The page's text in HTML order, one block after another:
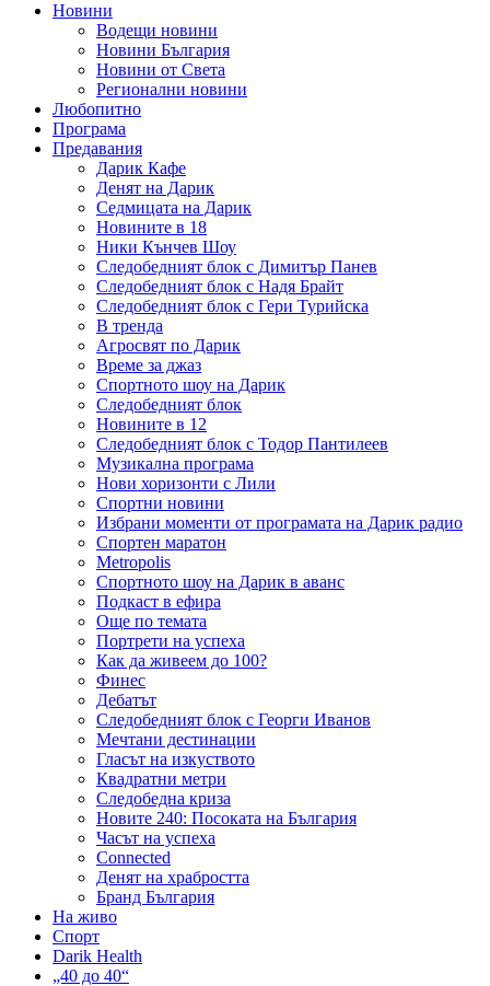
Новини
Водещи новини
Новини България
Новини от Света
Регионални новини
Любопитно
Програма
Предавания
Дарик Кафе
Денят на Дарик
Седмицата на Дарик
Новините в 18
Ники Кънчев Шоу
Следобедният блок с Димитър Панев
Следобедният блок с Надя Брайт
Следобедният блок с Гери Турийска
В тренда
Агросвят по Дарик
Време за джаз
Спортното шоу на Дарик
Следобедният блок
Новините в 12
Следобедният блок с Тодор Пантилеев
Музикална програма
Нови хоризонти с Лили
Спортни новини
Избрани моменти от програмата на Дарик радио
Спортен маратон
Metropolis
Спортното шоу на Дарик в аванс
Подкаст в ефира
Още по темата
Портрети на успеха
Как да живеем до 100?
Финес
Дебатът
Следобедният блок с Георги Иванов
Мечтани дестинации
Гласът на изкуството
Квадратни метри
Следобедна криза
Новите 240: Посоката на България
Часът на успеха
Connected
Денят на храбростта
Бранд България
На живо
Спорт
Darik Health
„40 до 40“